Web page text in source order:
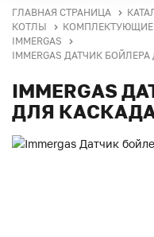
ГЛАВНАЯ СТРАНИЦА
КОТЛЫ
IMMERGAS
IMMERGAS ДАТЧИК
IMMERGAS
ДЛЯ